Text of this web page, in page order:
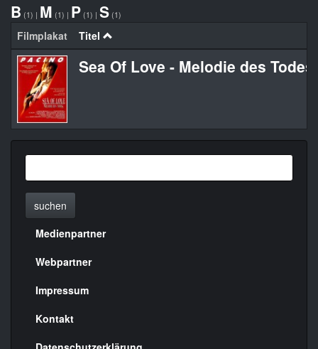
B (1) | M (1) | P (1) | S (1)
Filmplakat Titel
Sea Of Love - Melodie des Todes
suchen
Menülinks
rechte
Seite
Medienpartner
Webpartner
Impressum
Kontakt